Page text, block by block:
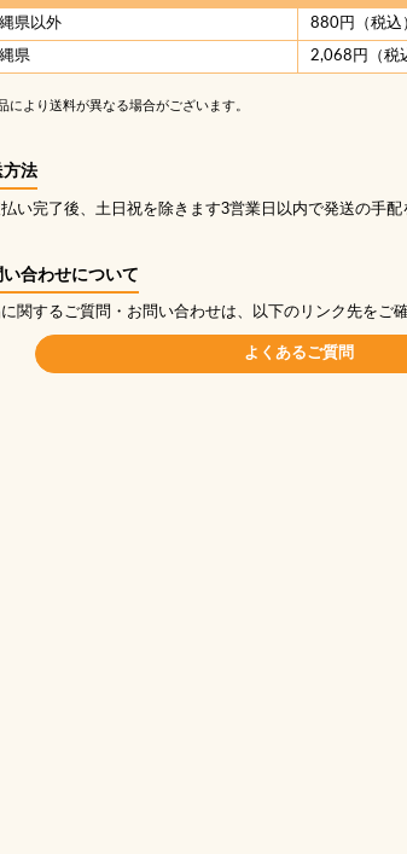
県以外 880円（税込
県 2,068円（税
により送料が異なる場合がございます。
方法
い完了後、土日祝を除きます3営業日以内で発送の手配
い合わせについて
関するご質問・お問い合わせは、以下のリンク先をご
よくあるご質問